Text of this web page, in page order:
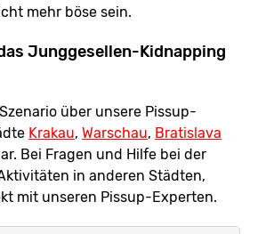
mehr böse sein.
Junggesellen-Kidnapping
über unsere Pissup-
Krakau, Warschau, Bratislava
Bei Fragen und Hilfe bei der
in anderen Städten,
mit unseren Pissup-Experten.